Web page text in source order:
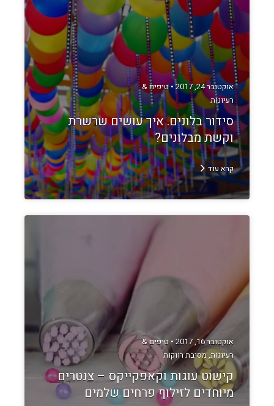
אוקטובר 24, 2017 •
טיפים &
רעיונות
סידור בלונים. איך עושים שרשרת
וקשת מבלונים?
קרא עוד
אוקטובר 16, 2017 •
טיפים &
רעיונות,מסיבת רווקות
קישוט עוגות וקאפקייקס – צנטרים
מיוחדים לזילוף פרחים שלמים